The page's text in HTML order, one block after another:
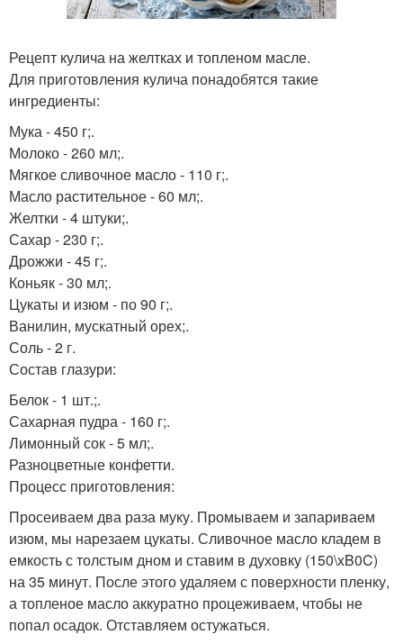
Рецепт кулича на желтках и топленом масле.
Для приготовления кулича понадобятся такие
ингредиенты:
Мука - 450 г;.
Молоко - 260 мл;.
Мягкое сливочное масло - 110 г;.
Масло растительное - 60 мл;.
Желтки - 4 штуки;.
Сахар - 230 г;.
Дрожжи - 45 г;.
Коньяк - 30 мл;.
Цукаты и изюм - по 90 г;.
Ванилин, мускатный орех;.
Соль - 2 г.
Состав глазури:
Белок - 1 шт.;.
Сахарная пудра - 160 г;.
Лимонный сок - 5 мл;.
Разноцветные конфетти.
Процесс приготовления:
Просеиваем два раза муку. Промываем и запариваем
изюм, мы нарезаем цукаты. Сливочное масло кладем в
емкость с толстым дном и ставим в духовку (150\xB0C)
на 35 минут. После этого удаляем с поверхности пленку,
а топленое масло аккуратно процеживаем, чтобы не
попал осадок. Отставляем остужаться.